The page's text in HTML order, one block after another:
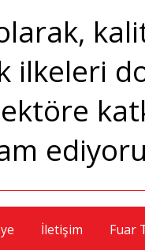
ilkeleri
İletişim Fuar